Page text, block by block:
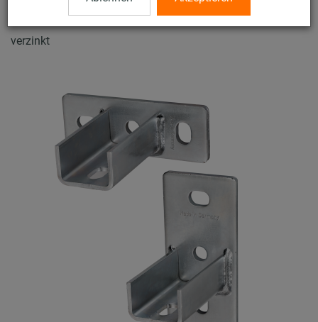
MPC-Sattelflansch
verzinkt